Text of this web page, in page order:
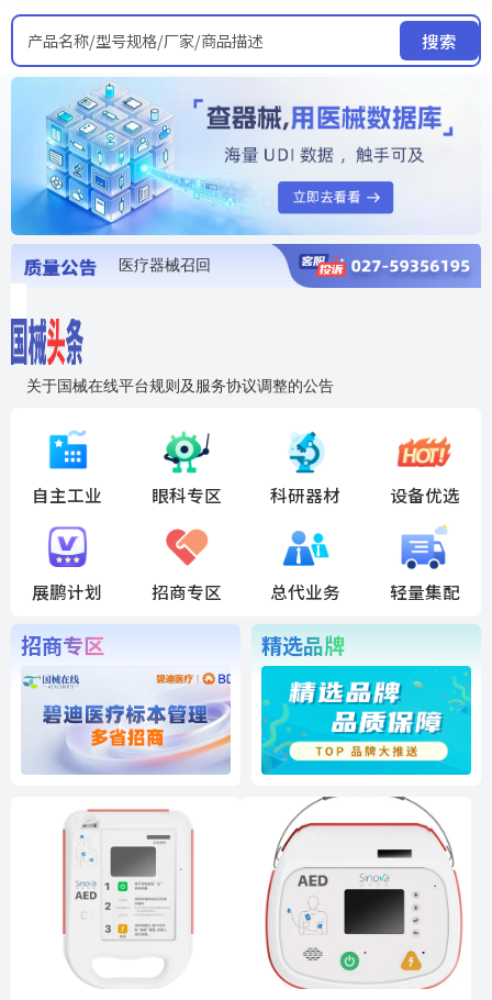
产品名称/型号规格/厂家/商品描述 搜索
医疗器械召回
关于国械在线平台规则及服务协议调整的公告
国药创研AED开启全国招商
自主工业 眼科专区 科研器材 设备优选
展鹏计划 招商专区 总代业务 轻量集配
招商专区 精选品牌